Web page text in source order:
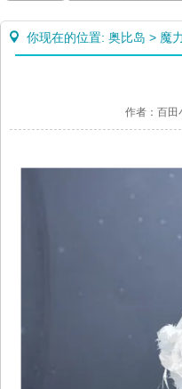
你现在的位置: 奥比岛 > 魔
作者：百